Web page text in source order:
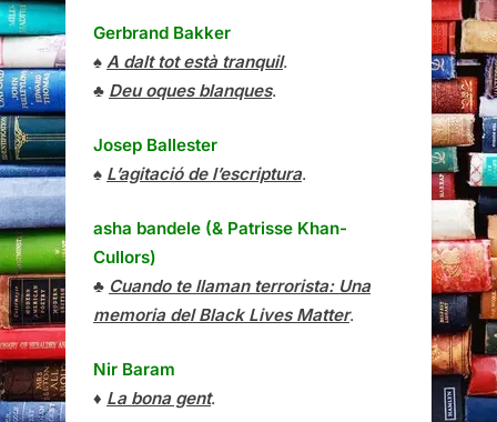
Gerbrand Bakker
♠ A dalt tot està tranquil.
♣ Deu oques blanques.
Josep Ballester
♠ L’agitació de l’escriptura.
asha bandele (& Patrisse Khan-
Cullors)
♣ Cuando te llaman terrorista: Una
memoria del Black Lives Matter.
Nir Baram
♦ La bona gent.